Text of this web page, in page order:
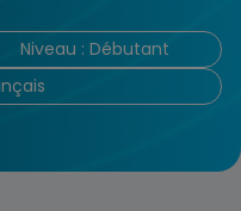
Niveau : Débutant